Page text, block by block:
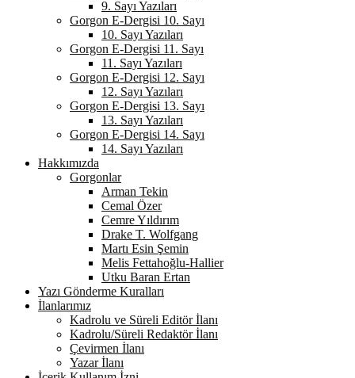
9. Sayı Yazıları
Gorgon E-Dergisi 10. Sayı
10. Sayı Yazıları
Gorgon E-Dergisi 11. Sayı
11. Sayı Yazıları
Gorgon E-Dergisi 12. Sayı
12. Sayı Yazıları
Gorgon E-Dergisi 13. Sayı
13. Sayı Yazıları
Gorgon E-Dergisi 14. Sayı
14. Sayı Yazıları
Hakkımızda
Gorgonlar
Arman Tekin
Cemal Özer
Cemre Yıldırım
Drake T. Wolfgang
Martı Esin Şemin
Melis Fettahoğlu-Hallier
Utku Baran Ertan
Yazı Gönderme Kuralları
İlanlarımız
Kadrolu ve Süreli Editör İlanı
Kadrolu/Süreli Redaktör İlanı
Çevirmen İlanı
Yazar İlanı